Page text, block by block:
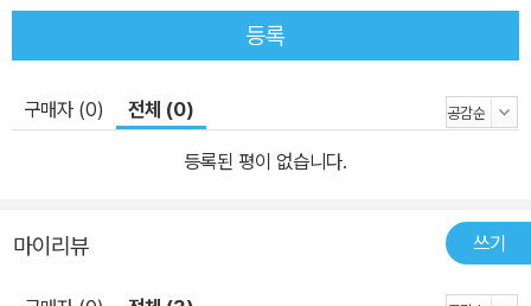
받아들여야 한다. 존중받고 싶다면 먼저 타인의 경계를 존중해야 한
섯 가지 원칙을 확·깨·자·매·번이라고 정리한다. 확실하고 분명한 동
의, 깨어 있는 상태, 자유로운 상태, 매번 동의 구하기, 번복할 권리의
협박당하거나 술에 취해 정신이 혼미한 상태에서 한 동의는 진짜 동
등록
구매자 (0) 전체 (0)
등록된 평이 없습니다.
마이리뷰 쓰기